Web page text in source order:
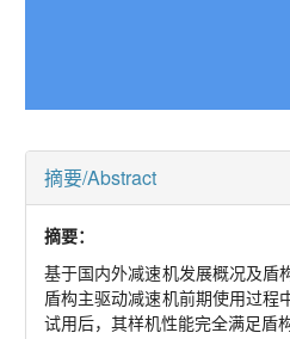
摘要/Abstract
摘要：
基于国内外减速机发展概况及盾
盾构主驱动减速机前期使用过程
试用后，其样机性能完全满足盾